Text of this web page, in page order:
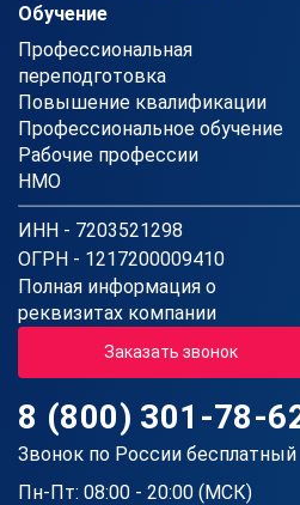
Обучение
Профессиональная
переподготовка
Повышение квалификации
Профессиональное обучение
Рабочие профессии
НМО
ИНН - 7203521298
ОГРН - 1217200009410
Полная информация о
реквизитах компании
Заказать звонок
8 (800) 301-78-
Звонок по России бесплатный
Пн-Пт: 08:00 - 20:00 (МСК)